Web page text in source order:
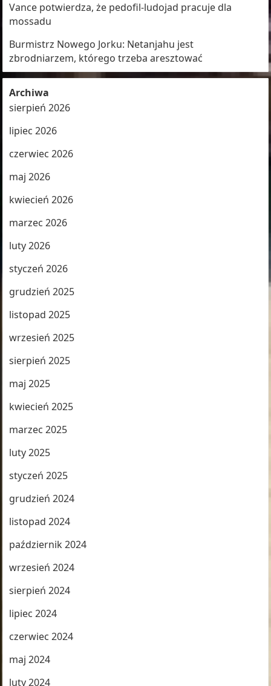
Vance potwierdza, że pedofil-ludojad pracuje dla
mossadu
Burmistrz Nowego Jorku: Netanjahu jest
zbrodniarzem, którego trzeba aresztować
Archiwa
sierpień 2026
lipiec 2026
czerwiec 2026
maj 2026
kwiecień 2026
marzec 2026
luty 2026
styczeń 2026
grudzień 2025
listopad 2025
wrzesień 2025
sierpień 2025
maj 2025
kwiecień 2025
marzec 2025
luty 2025
styczeń 2025
grudzień 2024
listopad 2024
październik 2024
wrzesień 2024
sierpień 2024
lipiec 2024
czerwiec 2024
maj 2024
luty 2024